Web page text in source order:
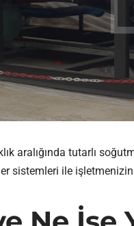
aralığında tutarlı
sistemleri ile